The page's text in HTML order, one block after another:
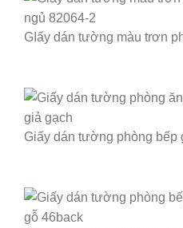
GIấy dán tường màu trơn
Giấy dán tường phòng bếp